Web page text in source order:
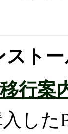
スト
行案
した